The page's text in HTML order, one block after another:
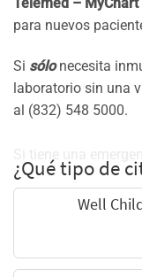
Telemed –
para nuevos
Si sólo necesita
laboratorio sin una
al (832) 548 5000.